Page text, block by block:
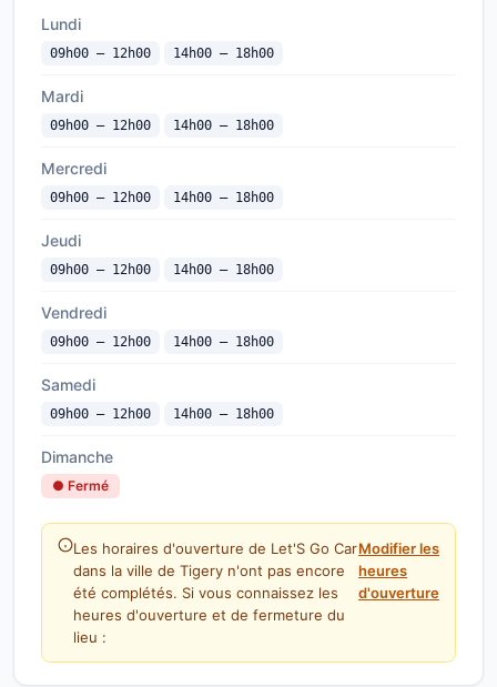
Lundi
09h00 — 12h00 14h00 — 18h00
Mardi
09h00 — 12h00 14h00 — 18h00
Mercredi
09h00 — 12h00 14h00 — 18h00
Jeudi
09h00 — 12h00 14h00 — 18h00
Vendredi
09h00 — 12h00 14h00 — 18h00
Samedi
09h00 — 12h00 14h00 — 18h00
Dimanche
● Fermé
Les horaires d'ouverture de Let'S Go Car
dans la ville de Tigery n'ont pas encore
été complétés. Si vous connaissez les
heures d'ouverture et de fermeture du
lieu :
Modifier les
heures
d'ouverture